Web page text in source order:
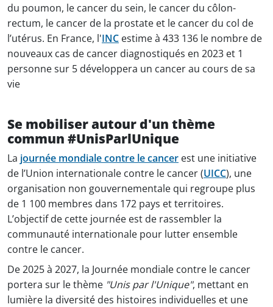
du poumon, le cancer du sein, le cancer du côlon-
rectum, le cancer de la prostate et le cancer du col de
l’utérus. En France, l'INC estime à 433 136 le nombre de
nouveaux cas de cancer diagnostiqués en 2023 et 1
personne sur 5 développera un cancer au cours de sa
vie
Se mobiliser autour d'un thème
commun #UnisParlUnique
La journée mondiale contre le cancer est une initiative
de l’Union internationale contre le cancer (UICC), une
organisation non gouvernementale qui regroupe plus
de 1 100 membres dans 172 pays et territoires.
L’objectif de cette journée est de rassembler la
communauté internationale pour lutter ensemble
contre le cancer.
De 2025 à 2027, la Journée mondiale contre le cancer
portera sur le thème "Unis par l'Unique", mettant en
lumière la diversité des histoires individuelles et une